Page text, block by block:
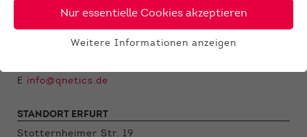
VERWALTUNG
An der Hessenhalle 1
36304 Alsfeld
E info@qnetics.de
STANDORT ERFURT
Stotternheimer Str. 19
Nur essentielle Cookies akzeptieren
Funktionen der Webseite benötigt. Dadurch ist
funktioniert.
Weitere Informationen anzeigen